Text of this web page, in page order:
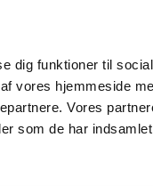
dig funktioner til
vores hjemmeside
Vores
som de har